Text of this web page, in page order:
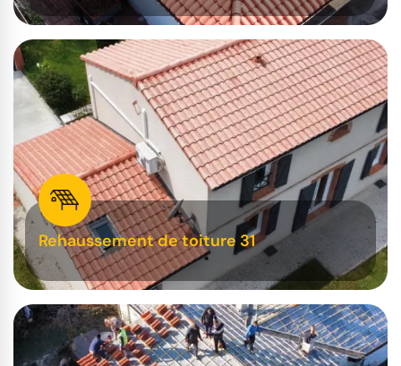
Rehaussement de toiture 31